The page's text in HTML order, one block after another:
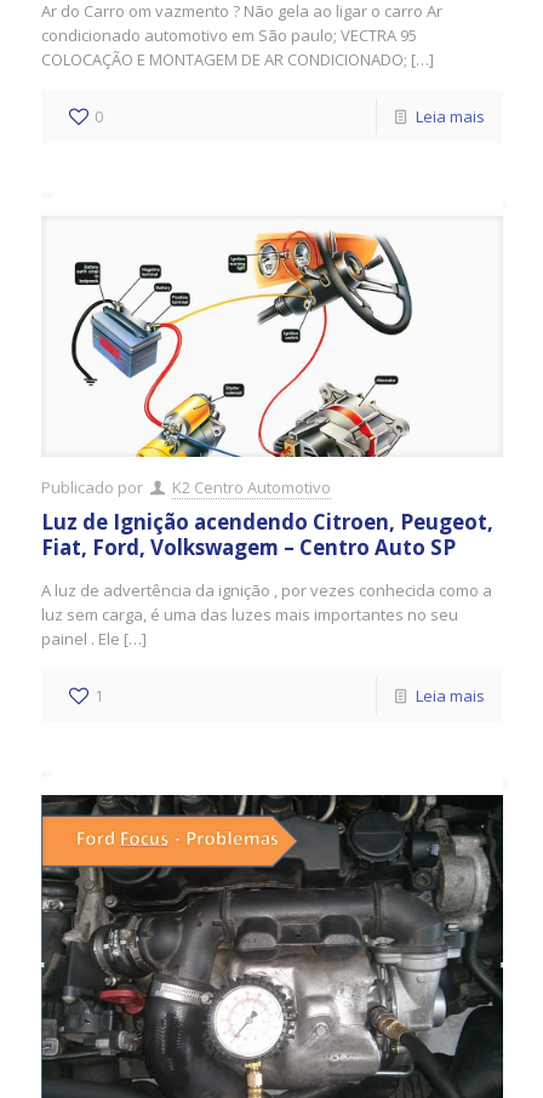
Ar do Carro om vazmento ? Não gela ao ligar o carro Ar
condicionado automotivo em São paulo; VECTRA 95
COLOCAÇÃO E MONTAGEM DE AR CONDICIONADO; […]
0 Leia mais
Publicado por K2 Centro Automotivo
Luz de Ignição acendendo Citroen, Peugeot,
Fiat, Ford, Volkswagem – Centro Auto SP
A luz de advertência da ignição , por vezes conhecida como a
luz sem carga, é uma das luzes mais importantes no seu
painel . Ele […]
1 Leia mais